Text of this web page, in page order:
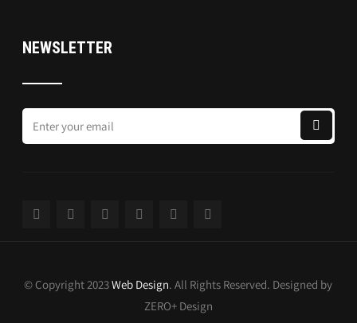
NEWSLETTER
© Copyright 2023Web Design. All Rights Reserved. Designed by
ZERO+ Design